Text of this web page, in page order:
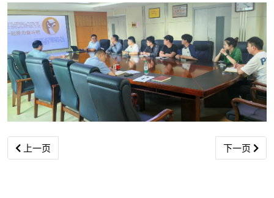
上一篇文章: 合肥市2024年地理空间框架项目顺利通过验收
上一页 下一篇文章:
下一页